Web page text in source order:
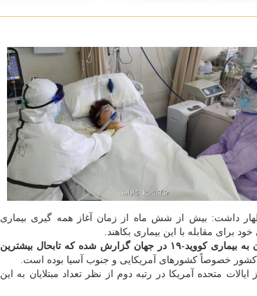
داشت: بیش از شش ماه از زمان آغاز همه گیری بیماری
روز یک شنبه بیش از ۱۳۶ هزار مورد جدید مبتلاشدن به بیماری کووید-۱۹ در جهان گزارش شده که تابحال بیشترین
اصلی همه گیری بیماری کووید-۱۹ است که بعد از ایالات متحده آمریکا در رتبه دوم از نظر تعداد مبتلایان به این